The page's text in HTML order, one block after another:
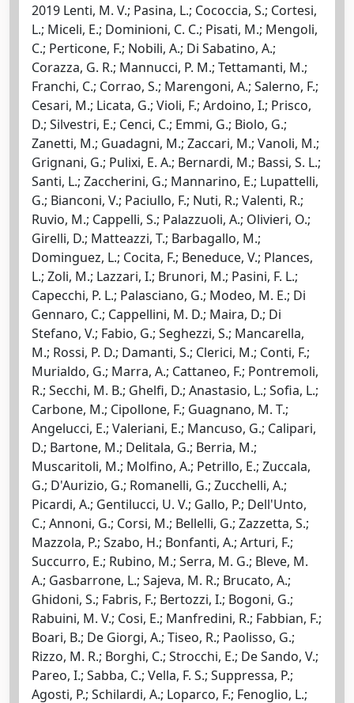
2019 Lenti, M. V.; Pasina, L.; Cococcia, S.; Cortesi,
L.; Miceli, E.; Dominioni, C. C.; Pisati, M.; Mengoli,
C.; Perticone, F.; Nobili, A.; Di Sabatino, A.;
Corazza, G. R.; Mannucci, P. M.; Tettamanti, M.;
Franchi, C.; Corrao, S.; Marengoni, A.; Salerno, F.;
Cesari, M.; Licata, G.; Violi, F.; Ardoino, I.; Prisco,
D.; Silvestri, E.; Cenci, C.; Emmi, G.; Biolo, G.;
Zanetti, M.; Guadagni, M.; Zaccari, M.; Vanoli, M.;
Grignani, G.; Pulixi, E. A.; Bernardi, M.; Bassi, S. L.;
Santi, L.; Zaccherini, G.; Mannarino, E.; Lupattelli,
G.; Bianconi, V.; Paciullo, F.; Nuti, R.; Valenti, R.;
Ruvio, M.; Cappelli, S.; Palazzuoli, A.; Olivieri, O.;
Girelli, D.; Matteazzi, T.; Barbagallo, M.;
Dominguez, L.; Cocita, F.; Beneduce, V.; Plances,
L.; Zoli, M.; Lazzari, I.; Brunori, M.; Pasini, F. L.;
Capecchi, P. L.; Palasciano, G.; Modeo, M. E.; Di
Gennaro, C.; Cappellini, M. D.; Maira, D.; Di
Stefano, V.; Fabio, G.; Seghezzi, S.; Mancarella,
M.; Rossi, P. D.; Damanti, S.; Clerici, M.; Conti, F.;
Murialdo, G.; Marra, A.; Cattaneo, F.; Pontremoli,
R.; Secchi, M. B.; Ghelfi, D.; Anastasio, L.; Sofia, L.;
Carbone, M.; Cipollone, F.; Guagnano, M. T.;
Angelucci, E.; Valeriani, E.; Mancuso, G.; Calipari,
D.; Bartone, M.; Delitala, G.; Berria, M.;
Muscaritoli, M.; Molfino, A.; Petrillo, E.; Zuccala,
G.; D'Aurizio, G.; Romanelli, G.; Zucchelli, A.;
Picardi, A.; Gentilucci, U. V.; Gallo, P.; Dell'Unto,
C.; Annoni, G.; Corsi, M.; Bellelli, G.; Zazzetta, S.;
Mazzola, P.; Szabo, H.; Bonfanti, A.; Arturi, F.;
Succurro, E.; Rubino, M.; Serra, M. G.; Bleve, M.
A.; Gasbarrone, L.; Sajeva, M. R.; Brucato, A.;
Ghidoni, S.; Fabris, F.; Bertozzi, I.; Bogoni, G.;
Rabuini, M. V.; Cosi, E.; Manfredini, R.; Fabbian, F.;
Boari, B.; De Giorgi, A.; Tiseo, R.; Paolisso, G.;
Rizzo, M. R.; Borghi, C.; Strocchi, E.; De Sando, V.;
Pareo, I.; Sabba, C.; Vella, F. S.; Suppressa, P.;
Agosti, P.; Schilardi, A.; Loparco, F.; Fenoglio, L.;